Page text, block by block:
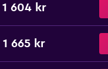
1 604 kr
1 665 kr